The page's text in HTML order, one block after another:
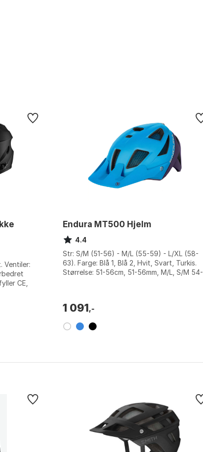
Ventiler:
CE,
Endura MT500 Hjelm
4.4
Str: S/M (51-56) - M/L (55-59) - L/XL (58-
63). Farge: Blå 1, Blå 2, Hvit, Svart, Turkis.
Størrelse: 51-56cm, 51-56mm, M/L, S/M 54-
1 091,-